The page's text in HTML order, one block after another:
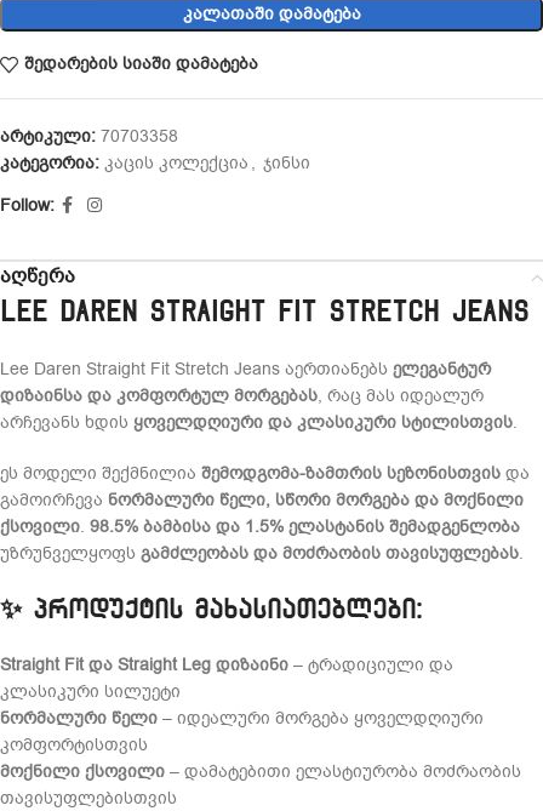
ᲙᲐᲚᲐᲗᲐᲨᲘ ᲓᲐᲛᲐᲢᲔᲑᲐ
შედარების სიაში დამატება
არტიკული: 70703358
კატეგორია: კაცის კოლექცია , ჯინსი
Follow:
აღწერა
Lee Daren Straight Fit Stretch Jeans
Lee Daren Straight Fit Stretch Jeans აერთიანებს ელეგანტურ
დიზაინსა და კომფორტულ მორგებას, რაც მას იდეალურ
არჩევანს ხდის ყოველდღიური და კლასიკური სტილისთვის.
ეს მოდელი შექმნილია შემოდგომა-ზამთრის სეზონისთვის და
გამოირჩევა ნორმალური წელი, სწორი მორგება და მოქნილი
ქსოვილი. 98.5% ბამბისა და 1.5% ელასტანის შემადგენლობა
უზრუნველყოფს გამძლეობას და მოძრაობის თავისუფლებას.
✨ პროდუქტის მახასიათებლები:
Straight Fit და Straight Leg დიზაინი – ტრადიციული და
კლასიკური სილუეტი
ნორმალური წელი – იდეალური მორგება ყოველდღიური
კომფორტისთვის
მოქნილი ქსოვილი – დამატებითი ელასტიურობა მოძრაობის
თავისუფლებისთვის